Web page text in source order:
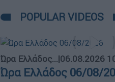
POPULAR VIDEOS
Ώρα Ελλάδος...|06.08.2026
Ώρα Ελλάδος 06/08/